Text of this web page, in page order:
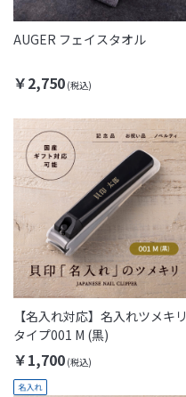
AUGER フェイスタオル
￥2,750
【名入れ対応】名入れツメキリ
タイプ001 M (黒)
￥1,700